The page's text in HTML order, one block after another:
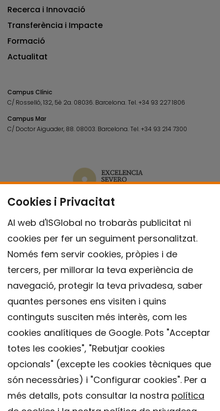
Cookies i Privacitat
Al web d'ISGlobal no trobaràs publicitat ni
cookies per fer un seguiment personalitzat.
Només fem servir cookies, pròpies i de
tercers, per millorar la teva experiència de
navegació, protegir la teva privadesa, saber
quantes persones ens visiten i quins
continguts susciten més interès, com les
cookies analítiques de Google. Pots "Acceptar
totes les cookies", "Rebutjar cookies
opcionals" (excepte les cookies tècniques que
són necessàries) i "Configurar cookies". Per a
més detalls, pots consultar la nostra política
Recerca i Innovació
Transferència i Impacte
Formació
Actualitat
Campus Clínic
C/ Rosselló, 132, 5è 2a. 08036. Barcelona.Tel.+34 93 227 1806
Campus Mar
C/ Doctor Aiguader, 88. 08003. Barcelona.Tel.+34 93 214 7300
Contacte
Política de privacitat